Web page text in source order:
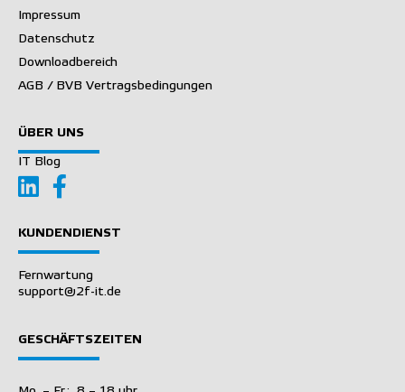
Impressum
Datenschutz
Downloadbereich
AGB / BVB Vertragsbedingungen
ÜBER UNS
IT Blog
KUNDENDIENST
Fernwartung
support@2f-it.de
GESCHÄFTSZEITEN